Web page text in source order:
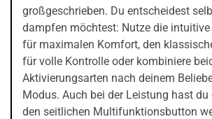
großgeschrieben. Du entscheidest
dampfen möchtest: Nutze die
für maximalen Komfort, den
für volle Kontrolle oder kombiniere
Aktivierungsarten nach deinem
Modus. Auch bei der Leistung hast du
den seitlichen Multifunktionsbutton